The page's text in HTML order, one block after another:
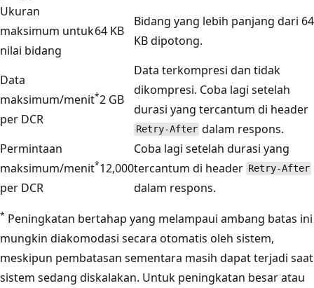
Ukuran
maksimum untuk
nilai bidang
64 KB
Bidang yang lebih panjang dari 64
KB dipotong.
Data
maksimum/menit
per DCR
*2 GB
Data terkompresi dan tidak
dikompresi. Coba lagi setelah
durasi yang tercantum di header
Retry-After dalam respons.
Permintaan
maksimum/menit
per DCR
*12,000
Coba lagi setelah durasi yang
tercantum di header Retry-After
dalam respons.
* Peningkatan bertahap yang melampaui ambang batas ini
mungkin diakomodasi secara otomatis oleh sistem,
meskipun pembatasan sementara masih dapat terjadi saat
sistem sedang diskalakan. Untuk peningkatan besar atau